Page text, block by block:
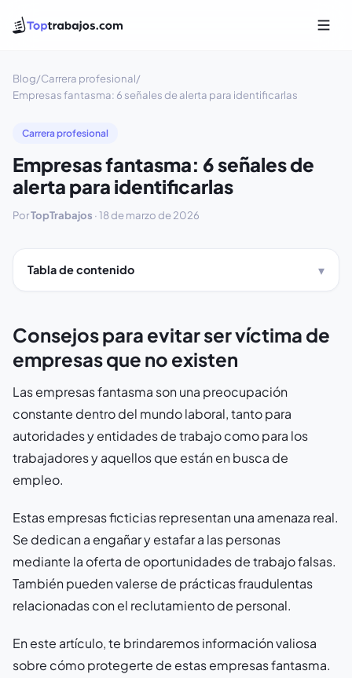
Blog/Carrera profesional/
Empresas fantasma: 6 señales de alerta para identificarlas
Carrera profesional
Empresas fantasma: 6 señales de
alerta para identificarlas
PorTopTrabajos ·18 de marzo de 2026
Tabla de contenido
Consejos para evitar ser víctima de
empresas que no existen
Las empresas fantasma son una preocupación
constante dentro del mundo laboral, tanto para
autoridades y entidades de trabajo como para los
trabajadores y aquellos que están en busca de
empleo.
Estas empresas ficticias representan una amenaza real.
Se dedican a engañar y estafar a las personas
mediante la oferta de oportunidades de trabajo falsas.
También pueden valerse de prácticas fraudulentas
relacionadas con el reclutamiento de personal.
En este artículo, te brindaremos información valiosa
sobre cómo protegerte de estas empresas fantasma.